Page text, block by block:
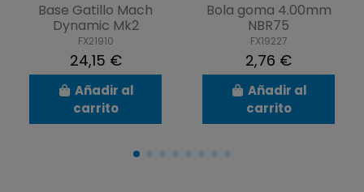
Base Gatillo Mach
Dynamic Mk2
FX21910
24,15 €
Añadir al
carrito
Bola goma 4.00mm
NBR75
FX19227
2,76 €
Añadir al
carrito